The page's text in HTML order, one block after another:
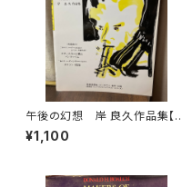
午後の幻想 岸 良久作品集【製
作：音楽企画社 ハーモニー】出
版社：音楽企画社 ハーモニ
¥1,100